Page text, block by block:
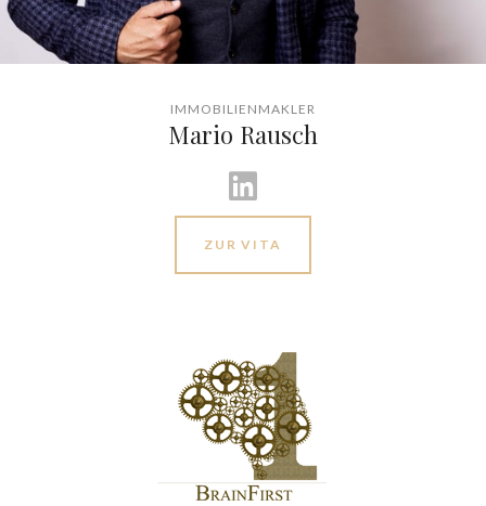
IMMOBILIENMAKLER
Mario Rausch
ZUR VITA